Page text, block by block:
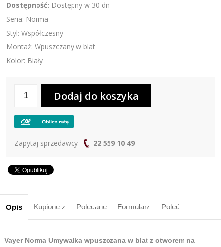
Dostępność: Dostępny w 30 dni
Seria: Norma
Styl: Współczesny
Montaż: Wpuszczany w blat
Kolor: Biały
Zapytaj sprzedawcy 22 559 10 49
Opis Kupione z Polecane Formularz Poleć
Vayer Norma Umywalka wpuszczana w blat z otworem na